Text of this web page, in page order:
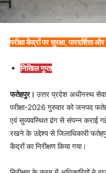
परीक्षा केंद्रों पर सुरक्षा, पारदर्शिता
निखिल गुप्ता
फतेहपुर।उत्तर प्रदेश अधीनस्थ
परीक्षा-2026 गुरुवार को जनपद
एवं सुव्यवस्थित ढंग से संपन्न कराई
रखने के उद्देश्य से जिलाधिकारी
केंद्रों का निरीक्षण किया गया।